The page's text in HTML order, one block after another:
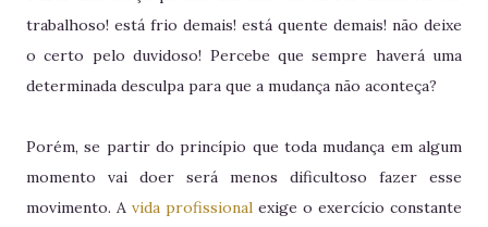
trabalhoso! está frio demais! está quente demais! não deixe
o certo pelo duvidoso! Percebe que sempre haverá uma
determinada desculpa para que a mudança não aconteça?
Porém, se partir do princípio que toda mudança em algum
momento vai doer será menos dificultoso fazer esse
movimento. A vida profissional exige o exercício constante